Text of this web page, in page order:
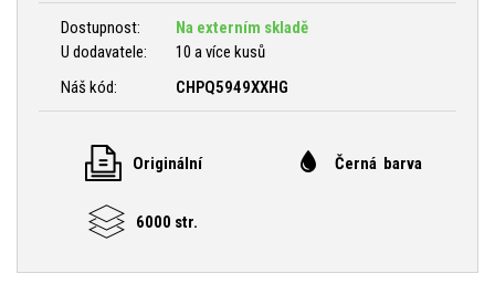
Dostupnost:
Na externím skladě
U dodavatele:
10 a více kusů
Náš kód:
CHPQ5949XXHG
Originální Černá barva
6000 str.